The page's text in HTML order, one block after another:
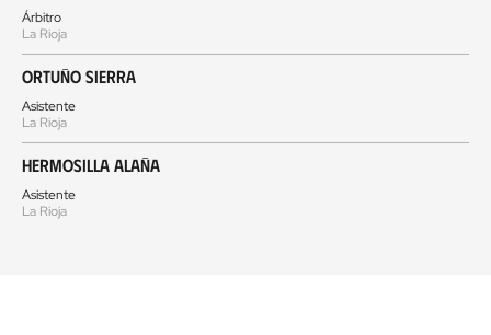
Árbitro
La Rioja
Ortuño Sierra
Asistente
La Rioja
Hermosilla Alaña
Asistente
La Rioja